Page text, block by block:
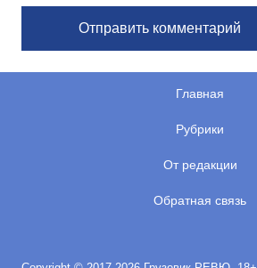
Главная
Рубрики
От редакции
Обратная связь